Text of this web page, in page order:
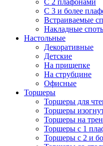
С 2 плафонами
С 3 и более
Встраиваемые
Накладные
Настольные
Декоративные
Детские
На прищепке
На струбцине
Офисные
Торшеры
Торшеры для
Торшеры
Торшеры на
Торшеры с 1
Торшеры с 2 и